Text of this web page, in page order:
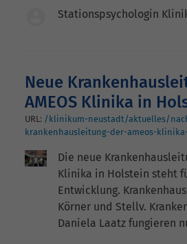
Stationspsychologin
Neue
AMEOS Klinika in
URL: /klinikum-neustadt/aktuelles/
krankenhausleitung-der-ameos-
Die neue
Klinika in Holstein steht
Entwicklung.
Körner und Stellv.
Daniela Laatz fungieren